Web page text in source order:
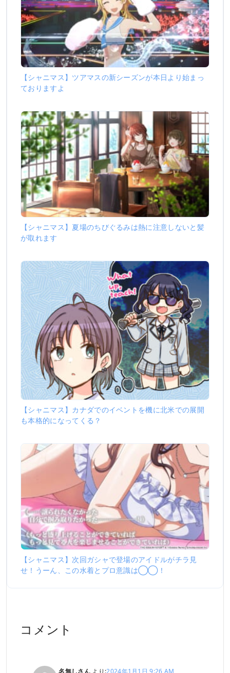
【シャニマス】ツアマスの新シーズンが本日より始まっ
ておりますよ
【シャニマス】夏場のちびぐるみは熱に注意しないと髪
が取れます
【シャニマス】カナダでのイベントを機に北米での展開
も本格的になってくる？
【シャニマス】次回ガシャで登場のアイドルがチラ見
せ！うーん、この水着とプロ意識は◯◯！
コメント
名無しさん より:2024年1月1日 9:26 AM